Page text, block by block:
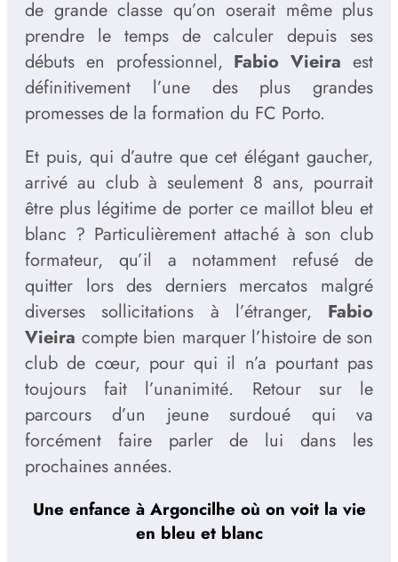
de grande classe qu’on oserait même plus
prendre le temps de calculer depuis ses
débuts en professionnel, Fabio Vieira est
définitivement l’une des plus grandes
promesses de la formation du FC Porto.
Et puis, qui d’autre que cet élégant gaucher,
arrivé au club à seulement 8 ans, pourrait
être plus légitime de porter ce maillot bleu et
blanc ? Particulièrement attaché à son club
formateur, qu’il a notamment refusé de
quitter lors des derniers mercatos malgré
diverses sollicitations à l’étranger, Fabio
Vieira compte bien marquer l’histoire de son
club de cœur, pour qui il n’a pourtant pas
toujours fait l’unanimité. Retour sur le
parcours d’un jeune surdoué qui va
forcément faire parler de lui dans les
prochaines années.
Une enfance à Argoncilhe où on voit la vie
en bleu et blanc